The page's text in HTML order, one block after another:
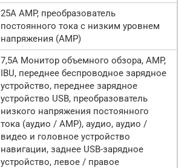
25А AMP, преобразователь
постоянного тока с низким уровнем
напряжения (AMP)
7,5А Монитор объемного обзора, AMP,
IBU, переднее беспроводное зарядное
устройство, переднее зарядное
устройство USB, преобразователь
низкого напряжения постоянного
тока (аудио / AMP), аудио, аудио /
видео и головное устройство
навигации, заднее USB-зарядное
устройство, левое / правое